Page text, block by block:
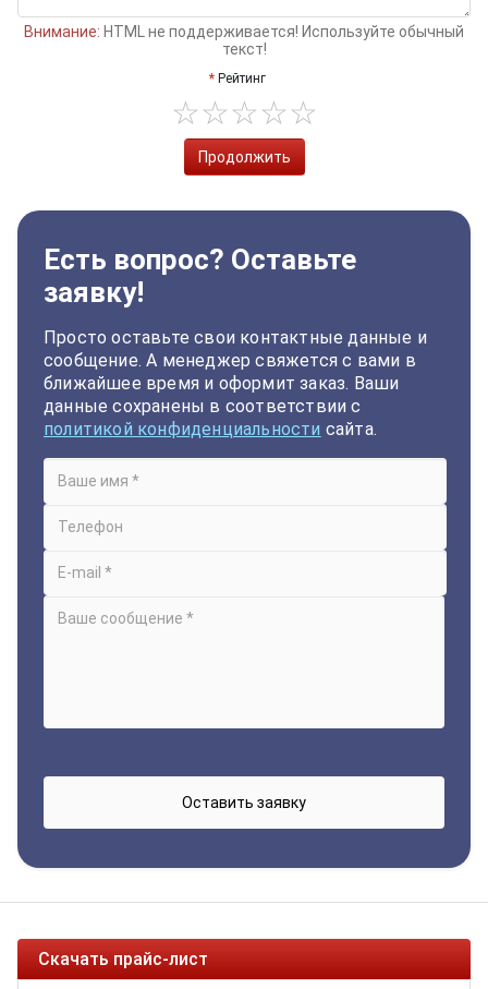
Внимание: HTML не поддерживается! Используйте обычный
текст!
Рейтинг
Продолжить
Есть вопрос? Оставьте
заявку!
Просто оставьте свои контактные данные и
сообщение. А менеджер свяжется с вами в
ближайшее время и оформит заказ. Ваши
данные сохранены в соответствии с
политикой конфиденциальности сайта.
Скачать прайс-лист